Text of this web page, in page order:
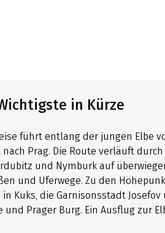
in Kürze
führt entlang der jungen Elbe
Prag. Die Route verläuft
und Nymburk auf
und Uferwege. Zu den
Kuks, die Garnisonsstadt
und Prager Burg. Ein Ausflug zur